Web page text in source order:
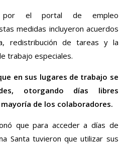
por el portal de empleo
medidas incluyeron acuerdos
redistribución de tareas y la
trabajo especiales.
en sus lugares de trabajo se
otorgando días libres
de los colaboradores.
que para acceder a días de
Santa tuvieron que utilizar sus